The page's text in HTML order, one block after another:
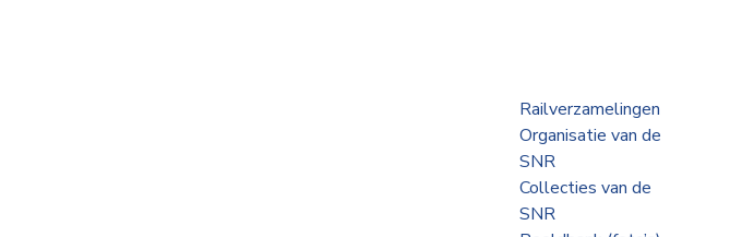
Railverzamelingen
Organisatie van de
SNR
Collecties van de
SNR